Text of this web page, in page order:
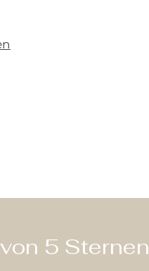
5 Sternen